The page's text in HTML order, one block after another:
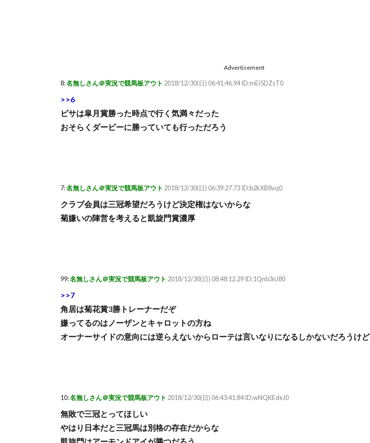
Advertisement
8:名無しさん＠実況で競馬板アウト 2018/12/30(日) 06:41:46.94 ID:mEi5DZsT0
>>6
ピサは皐月賞勝った時点で行く気満々だった
おそらくダービーに勝っていても行っただろう
7:名無しさん＠実況で競馬板アウト 2018/12/30(日) 06:39:27.73 ID:b2kXB8vq0
クラブ会員は三冠希望だろうけど決定権はないからな
菊嫌いの陣営を考えると凱旋門賞濃厚
99:名無しさん＠実況で競馬板アウト 2018/12/30(日) 08:48:12.29 ID:1Qnb3nJ80
>>7
角居は菊花賞3勝トレーナーだぞ
嫌ってるのはノーザンとキャロットの方ね
オーナーサイドの意向には逆らえないからローテは言いなりになるしかないだろうけど
10:名無しさん＠実況で競馬板アウト 2018/12/30(日) 06:43:41.84 ID:wNQKEdeJ0
無敗で三冠とってほしい
やはり日本だと三冠馬は別格の存在だからな